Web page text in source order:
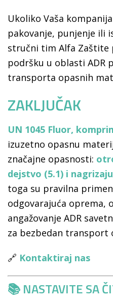
Ukoliko Vaša
pakovanje, punjenje ili
stručni tim Alfa Zaštite
podršku u oblasti ADR
transporta opasnih
ZAKLJUČAK
UN 1045 Fluor,
izuzetno opasnu
značajne opasnosti:
dejstvo (5.1) i
toga su pravilna
odgovarajuća oprema,
angažovanje ADR
za bezbedan transport
🔗 Kontaktiraj nas
📚 NASTAVITE SA